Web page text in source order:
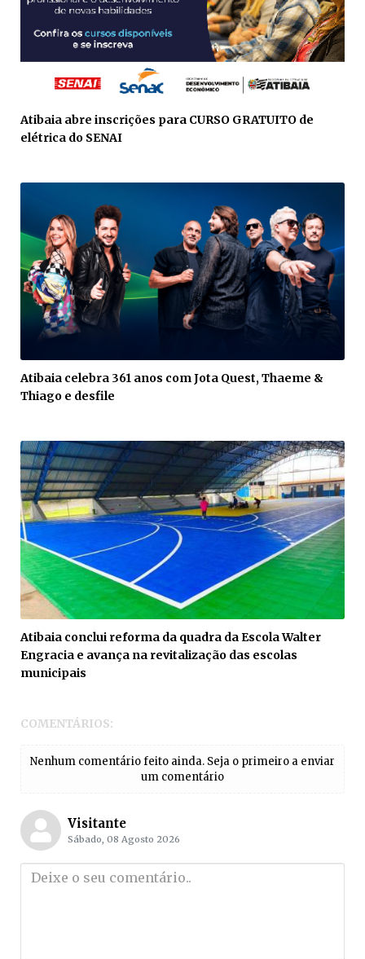
Atibaia abre inscrições para CURSO GRATUITO de
elétrica do SENAI
Atibaia celebra 361 anos com Jota Quest, Thaeme &
Thiago e desfile
Atibaia conclui reforma da quadra da Escola Walter
Engracia e avança na revitalização das escolas
municipais
COMENTÁRIOS:
Nenhum comentário feito ainda. Seja o primeiro a enviar
um comentário
Visitante
Sábado, 08 Agosto 2026